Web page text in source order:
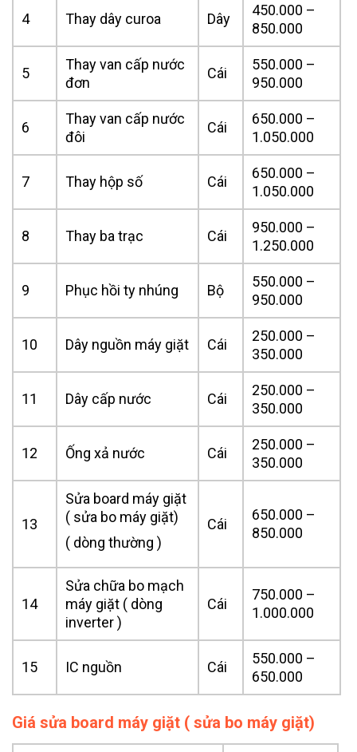
4 Thay dây curoa Dây
450.000 –
850.000
5
Thay van cấp nước
đơn
Cái
550.000 –
950.000
6
Thay van cấp nước
đôi
Cái
650.000 –
1.050.000
7 Thay hộp số Cái
650.000 –
1.050.000
8 Thay ba trạc Cái
950.000 –
1.250.000
9 Phục hồi ty nhúng Bộ
550.000 –
950.000
10 Dây nguồn máy giặt Cái
250.000 –
350.000
11 Dây cấp nước Cái
250.000 –
350.000
12 Ống xả nước Cái
250.000 –
350.000
13
Sửa board máy giặt
( sửa bo máy giặt)
( dòng thường )
Cái
650.000 –
850.000
14
Sửa chữa bo mạch
máy giặt ( dòng
inverter )
Cái
750.000 –
1.000.000
15 IC nguồn Cái
550.000 –
650.000
Giá sửa board máy giặt ( sửa bo máy giặt)